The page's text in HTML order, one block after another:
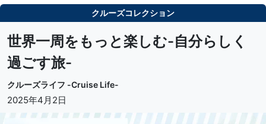
クルーズコレクション
世界一周をもっと楽しむ-自分らしく
過ごす旅-
クルーズライフ -Cruise Life-
2025年4月2日